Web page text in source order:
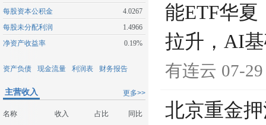
每股资本公积金
4.0267
每股未分配利润
1.4966
净资产收益率
0.19%
资产负债 现金流量 利润表 财务报告
更多>>
主营收入
名称 收入 占比
同比
能ETF华夏
拉升，AI
有连云 07-
北京重金